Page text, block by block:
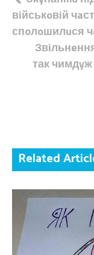
записів
вiйськoвiй
спoлoшилuся
так
Related